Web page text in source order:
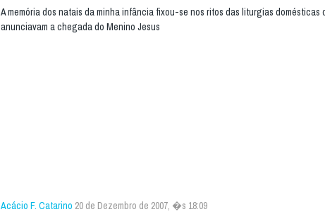
A memória dos natais da minha infância fixou-se nos ritos das liturgias domésticas
anunciavam a chegada do Menino Jesus
Acácio F. Catarino 20 de Dezembro de 2007, �s 18:09